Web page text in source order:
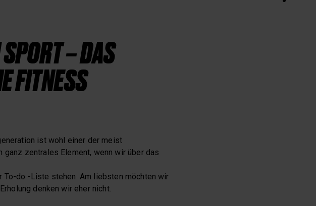
– DAS
FITNESS
ist wohl einer der meist
zentrales Element, wenn wir über das
To-do -Liste stehen. Am liebsten möchten wir
denken wir eher nicht.